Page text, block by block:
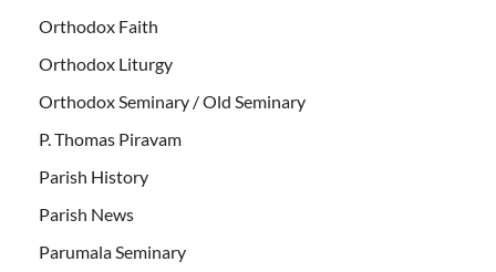
Orthodox Faith
Orthodox Liturgy
Orthodox Seminary / Old Seminary
P. Thomas Piravam
Parish History
Parish News
Parumala Seminary